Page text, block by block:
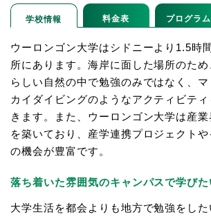
学校情報 料金表 プログラム
ウーロンゴン大学はシドニーより1.5時
所にあります。海岸に面した場所のた
らしい自然の中で勉強のみではなく、
カイダイビングのようなアクティビテ
きます。また、ウーロンゴン大学は産
を築いており、産学連携プロジェクト
の機会が豊富です。
落ち着いた雰囲気のキャンパスで学び
大学生活を都会よりも地方で勉強をした